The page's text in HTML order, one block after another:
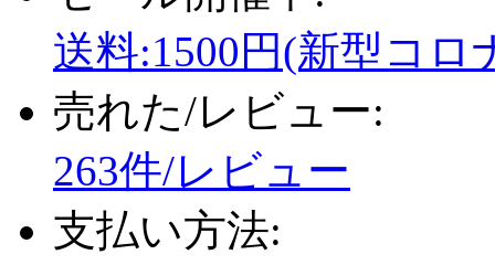
送料:1500円(新型コロ
売れた/レビュー:
263件/レビュー
支払い方法: